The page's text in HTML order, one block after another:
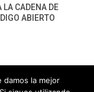
LA CADENA DE
ABIERTO
damos la mejor